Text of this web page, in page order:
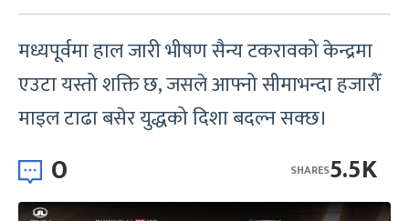
मध्यपूर्वमा हाल जारी भीषण सैन्य टकरावको केन्द्रमा
एउटा यस्तो शक्ति छ, जसले आफ्नो सीमाभन्दा हजारौँ
माइल टाढा बसेर युद्धको दिशा बदल्न सक्छ।
0 5.5K
SHARES